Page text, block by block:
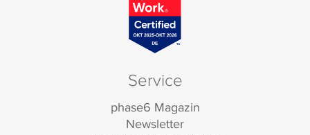
Service
phase6 Magazin
Newsletter